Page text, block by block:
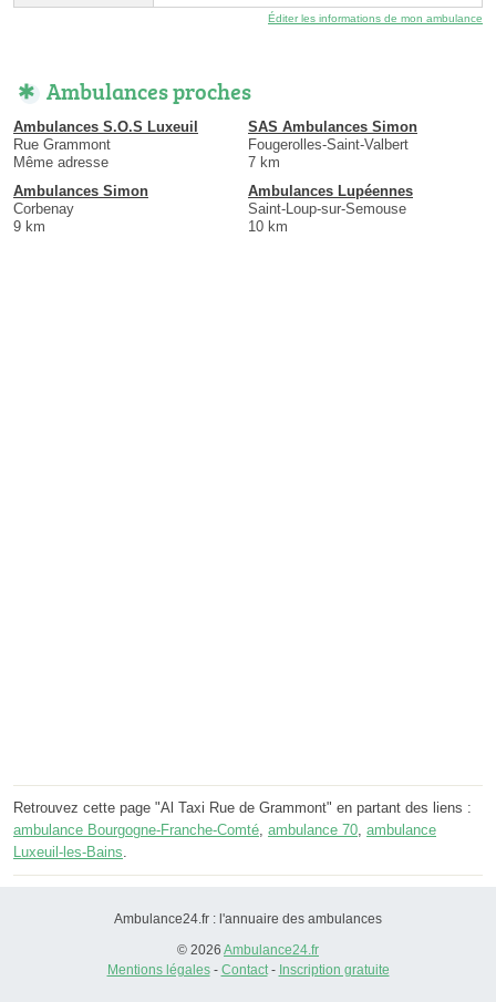
Éditer les informations de mon ambulance
Ambulances proches
Ambulances S.O.S Luxeuil
Rue Grammont
Même adresse
SAS Ambulances Simon
Fougerolles-Saint-Valbert
7 km
Ambulances Simon
Corbenay
9 km
Ambulances Lupéennes
Saint-Loup-sur-Semouse
10 km
Retrouvez cette page "Al Taxi Rue de Grammont" en partant des liens :
ambulance Bourgogne-Franche-Comté, ambulance 70, ambulance
Luxeuil-les-Bains.
Ambulance24.fr : l'annuaire des ambulances
© 2026 Ambulance24.fr
Mentions légales- Contact- Inscription gratuite